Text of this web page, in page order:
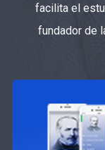
facilita el
fundador de